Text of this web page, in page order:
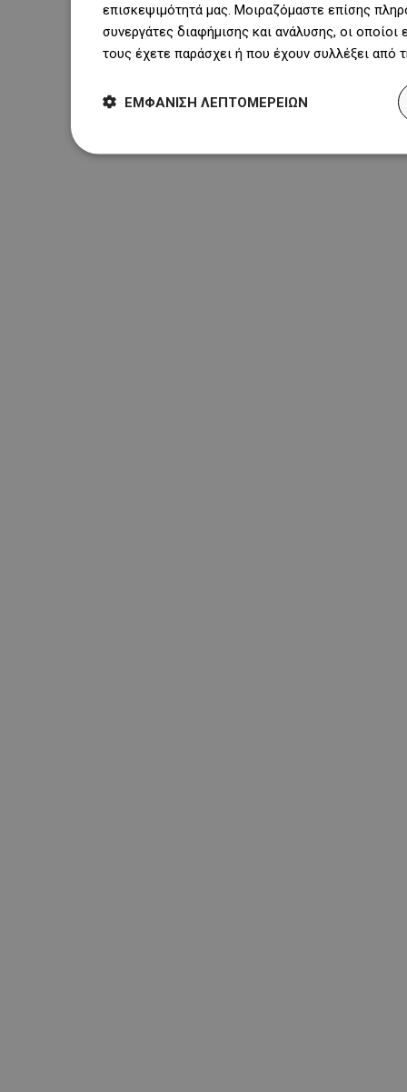
επισκεψιμότητά μας. Μοιραζόμαστε επίσης
συνεργάτες διαφήμισης και ανάλυσης, οι
τους έχετε παράσχει ή που έχουν συλλέξει
ΕΜΦΆΝΙΣΗ ΛΕΠΤΟΜΕΡΕΙΏΝ